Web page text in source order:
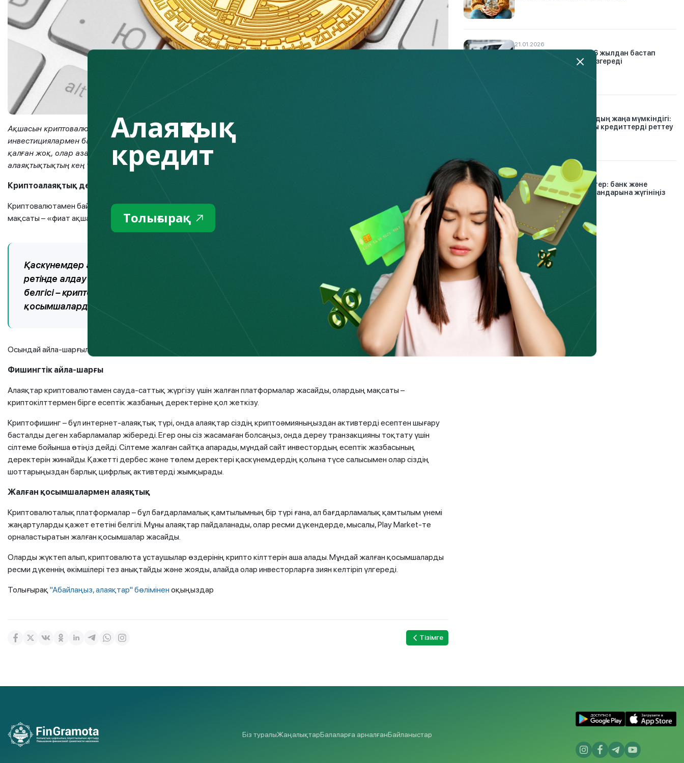
Ақшасын криптовалютаға салып жатқан адамдардың саны күннен күнге өсуде. Оларды цифрлық активтерге
инвестициялармен байланысты тәуекелдер де тоқтатпайды. Алаяқтардың назарынан криптовалюта нарығы да тыс
қалған жоқ, олар азаматтарды алдау үшін бар ресурстарды пайдаланады. Криптовалютамен байланысты
алаяқтықтықтың кең таралған түрлері жөнінде Fingramota.kz. айтып береді.
Криптоалаяқтық деген не?
Криптовалютамен байланысты алаяқтықтық кез келген басқа қаржылық алаяқтыққа ұқсайды, алайда олардың
мақсаты – «фиат ақша» деп аталатын жай ақша емес, цифрлық валюта.
Қаскүнемдер адамның криптоәмиянын бұзумен схемалар ойлап табады немесе төлем
ретінде алдау арқылы «криптаны» шығаруға тырысады. Мұндай схемалардың айырықша
белгісі – криптовалютаны фиат ақшаға тез айырбастау және транзакция жүргізу үшін өзге
қосымшаларды пайдалану.
Осындай айла-шарғылардың кейбір түрлерін толығырақ қарастырайық.
Фишингтік айла-шарғы
Алаяқтар криптовалютамен сауда-саттық жүргізу үшін жалған платформалар жасайды, олардың мақсаты –
криптокілттермен бірге есептік жазбаның деректеріне қол жеткізу.
Криптофишинг – бұл интернет-алаяқтық түрі, онда алаяқтар сіздің криптоәмияныңыздан активтерді есептен шығару
басталды деген хабарламалар жібереді. Егер оны сіз жасамаған болсаңыз, онда дереу транзакцияны тоқтату үшін
сілтеме бойынша өтіңіз дейді. Сілтеме жалған сайтқа апарады, мұндай сайт инвестордың есептік жазбасының
деректерін жинайды. Қажетті дербес және төлем деректері қаскүнемдердің қолына түсе салысымен олар сіздің
шоттарыңыздан барлық цифрлық активтерді жымқырады.
Жалған қосымшалармен алаяқтық
Криптовалюталық платформалар – бұл бағдарламалық қамтылымның бір түрі ғана, ал бағдарламалық қамтылым үнемі
жаңартуларды қажет ететіні белгілі. Мұны алаяқтар пайдаланады, олар ресми дүкендерде, мысалы, Play Market-те
орналастыратын жалған қосымшалар жасайды.
Оларды жүктеп алып, криптовалюта ұстаушылар өздерінің крипто кілттерін аша алады. Мұндай жалған қосымшаларды
ресми дүкеннің әкімшілері тез анықтайды және жояды, алайда олар инвесторларға зиян келтіріп үлгереді.
Толығырақ "Абайлаңыз, алаяқтар" бөлімінен оқыңыздар
Тізімге
21.01.2026
Автосақтандыру: 2026 жылдан бастап
жүргізушілер үшін не өзгереді
Қарыз тұзағынан шығудың жаңа мүмкіндігі:
Finkelisim платформасы кредиттерді реттеу
30.12.2024
Проблемалық кредиттер: банк және
микроқаржы омбудсмандарына жүгініңіз
Біз туралыЖаңалықтарБалаларға арналғанБайланыстар
Алаяқтық
кредит
Толығырақ